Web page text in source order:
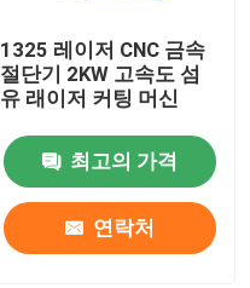
1325 레이저 CNC 금속
절단기 2KW 고속도 섬
유 래이저 커팅 머신
최고의 가격
연락처